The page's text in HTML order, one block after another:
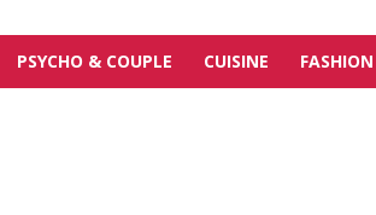
PSYCHO & COUPLE CUISINE FASHION